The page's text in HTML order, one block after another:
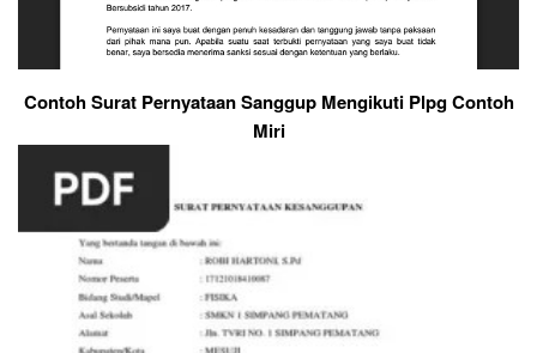
Contoh Surat Pernyataan Sanggup Mengikuti Plpg Contoh
Miri